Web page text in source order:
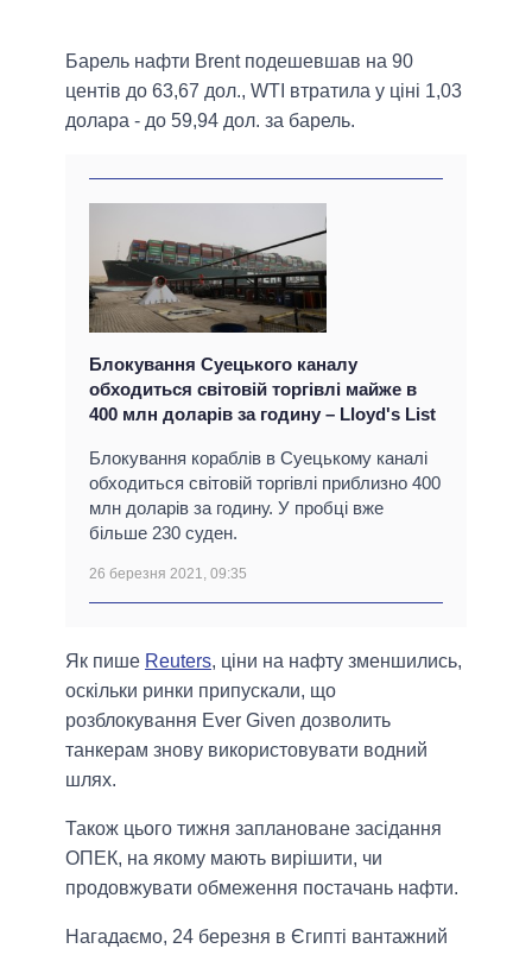
Барель нафти Brent подешевшав на 90
центів до 63,67 дол., WTI втратила у ціні 1,03
долара - до 59,94 дол. за барель.
Блокування Суецького каналу
обходиться світовій торгівлі майже в
400 млн доларів за годину – Lloyd's List
Блокування кораблів в Суецькому каналі
обходиться світовій торгівлі приблизно 400
млн доларів за годину. У пробці вже
більше 230 суден.
26 березня 2021, 09:35
Як пише Reuters, ціни на нафту зменшились,
оскільки ринки припускали, що
розблокування Ever Given дозволить
танкерам знову використовувати водний
шлях.
Також цього тижня заплановане засідання
ОПЕК, на якому мають вирішити, чи
продовжувати обмеження постачань нафти.
Нагадаємо, 24 березня в Єгипті вантажний